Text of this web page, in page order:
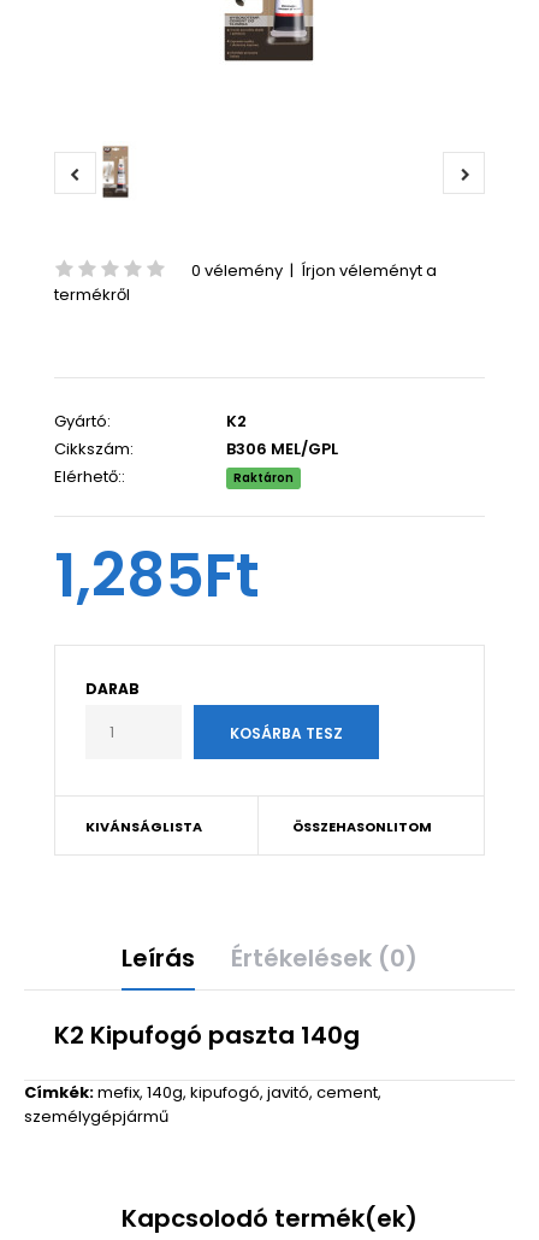
0 vélemény | Írjon véleményt a
termékről
Gyártó:
K2
Cikkszám:
B306 MEL/GPL
Elérhető::
Raktáron
1,285Ft
DARAB
KIVÁNSÁGLISTA ÖSSZEHASONLITOM
Leírás Értékelések (0)
K2 Kipufogó paszta 140g
Címkék:mefix, 140g, kipufogó, javitó, cement,
személygépjármű
Kapcsolodó termék(ek)